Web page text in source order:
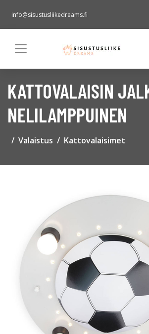
info@sisustusliikedreams.fi
KATTOVALAISIN
NELILAMPPUINEN
Valaistus Kattovalaisimet